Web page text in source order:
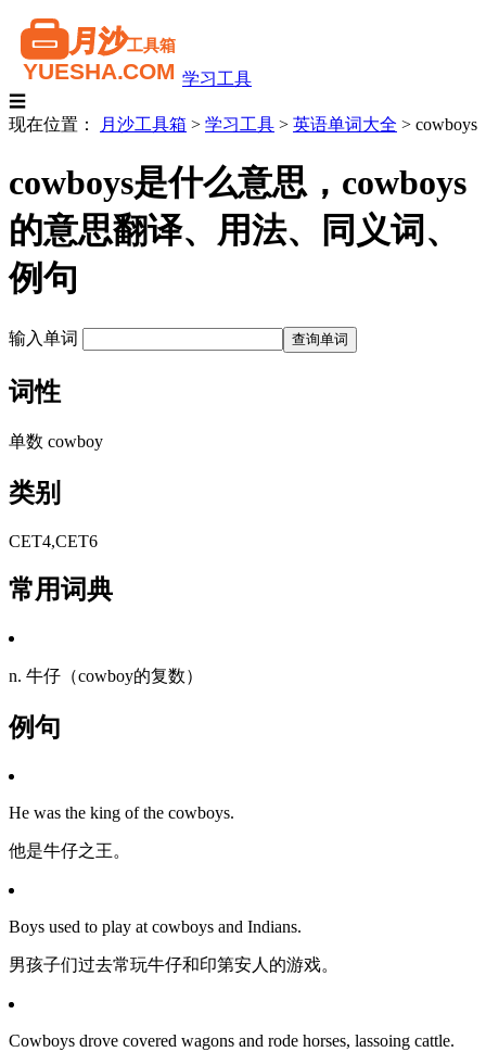
学习工具
☰
现在位置：
月沙工具箱 > 学习工具 > 英语单词大全 > cowboys
cowboys是什么意思，cowboys
的意思翻译、用法、同义词、
例句
输入单词
词性
单数 cowboy
类别
CET4,CET6
常用词典
n. 牛仔（cowboy的复数）
例句
He was the king of the cowboys.
他是牛仔之王。
Boys used to play at cowboys and Indians.
男孩子们过去常玩牛仔和印第安人的游戏。
Cowboys drove covered wagons and rode horses, lassoing cattle.